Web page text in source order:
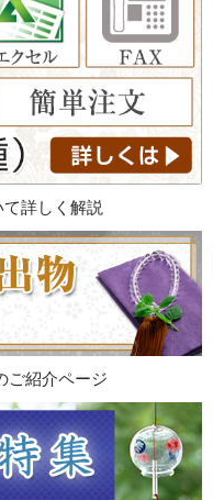
詳しく解説
ご紹介ページ